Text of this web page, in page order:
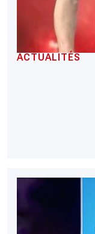
ACTUALITÉS